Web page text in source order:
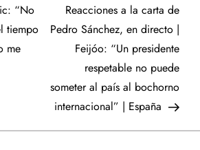
“No
tiempo
me
Reacciones a la carta de
Pedro Sánchez, en directo |
Feijóo: “Un presidente
respetable no puede
someter al país al bochorno
internacional” | España